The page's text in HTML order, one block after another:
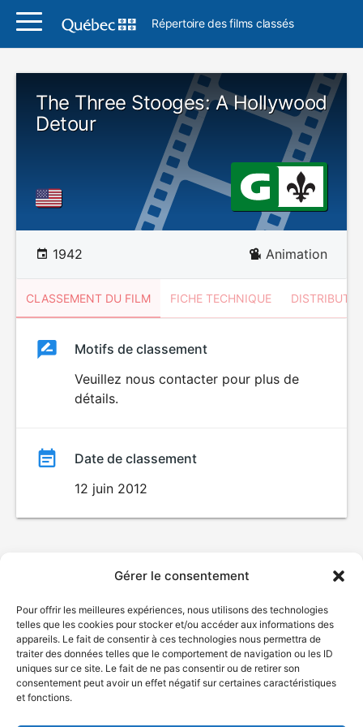
Gérer le consentement
Pour offrir les meilleures expériences, nous utilisons des technologies
telles que les cookies pour stocker et/ou accéder aux informations des
appareils. Le fait de consentir à ces technologies nous permettra de
traiter des données telles que le comportement de navigation ou les ID
uniques sur ce site. Le fait de ne pas consentir ou de retirer son
consentement peut avoir un effet négatif sur certaines caractéristiques
et fonctions.
Répertoire des films classés
The Three Stooges: A Hollywood
Detour
1942 Animation
CLASSEMENT DU FILM FICHE TECHNIQUE
ClassementClassement
Motifs de classement
Veuillez nous contacter pour plus de
détails.
Date de classement
12 juin 2012